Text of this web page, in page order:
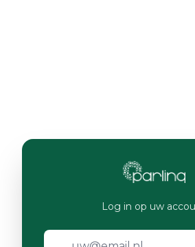
Log in op uw